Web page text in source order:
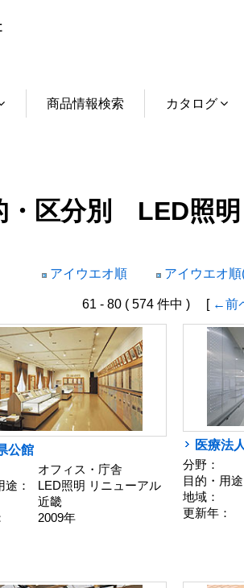
商品情報検索 カタログ
・区分別 LED照明
アイウエオ順 アイウエオ順
61 - 80 ( 574 件中 ) [ ←前
公館
オフィス・庁舎
途：
LED照明 リニューアル
近畿
2009年
医療法
分野：
目的・用途
地域：
更新年：